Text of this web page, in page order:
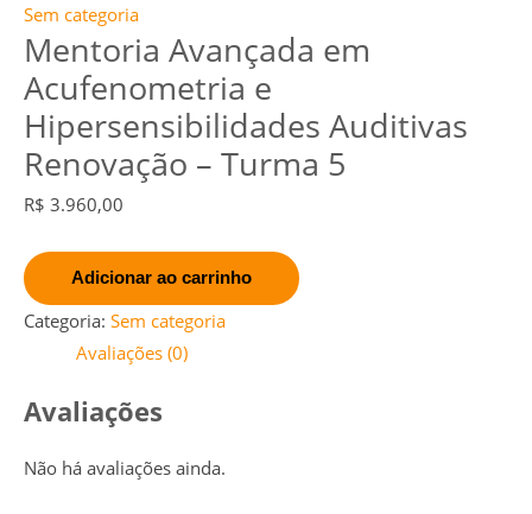
Sem categoria
Mentoria Avançada em
Acufenometria e
Hipersensibilidades Auditivas
Renovação – Turma 5
R$ 3.960,00
Adicionar ao carrinho
Categoria: Sem categoria
Avaliações (0)
Avaliações
Não há avaliações ainda.